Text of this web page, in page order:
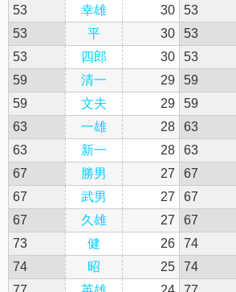
53
幸雄 30 53
53
平 30 53
53
四郎 30 53
59
清一 29 59
59
文夫 29 59
63
一雄 28 63
63
新一 28 63
67
勝男 27 67
67
武男 27 67
67
久雄 27 67
73
健 26 74
74
昭 25 74